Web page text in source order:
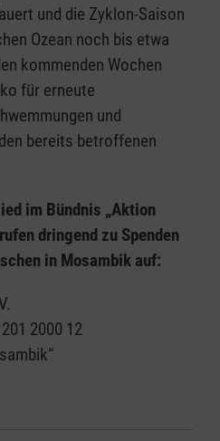
und die Zyklon-Saison
Ozean noch bis etwa
kommenden Wochen
für erneute
und
bereits betroffenen
im Bündnis „Aktion
dringend zu Spenden
in Mosambik auf:
2000 12